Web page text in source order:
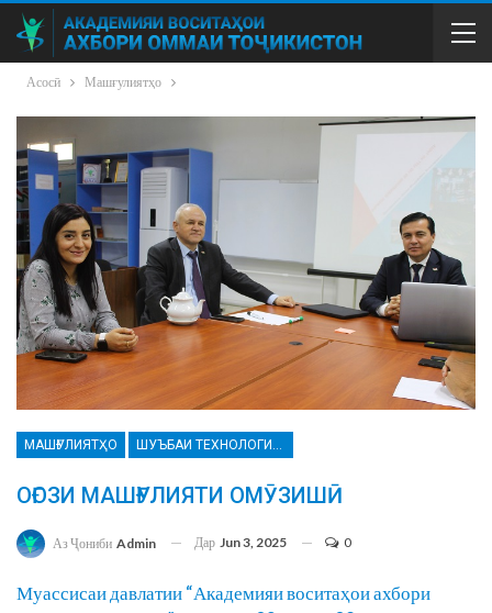
Асосӣ Машғулиятҳо
МАШҒУЛИЯТҲО ШУЪБАИ ТЕХНОЛОГИЯҲОИ ИТТИЛООТӢ
ОҒОЗИ МАШҒУЛИЯТИ ОМӮЗИШӢ
Аз Ҷониби Admin Дар Jun 3, 2025 0
Муассисаи давлатии “Академияи воситаҳои ахбори